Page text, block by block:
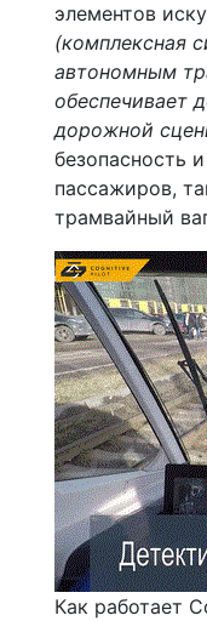
элементов
(комплексная
автономным
обеспечивает
дорожной
безопасность
пассажиров,
трамвайный
Как работает